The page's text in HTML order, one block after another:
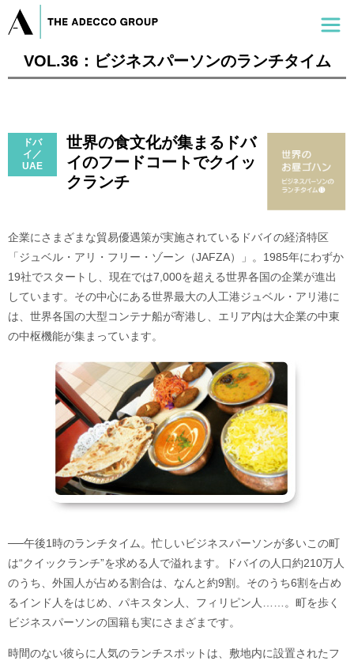
VOL.36：ビジネスパーソンのランチタイム
ドバ
イ／
UAE
世界の食文化が集まるドバ
イのフードコートでクイッ
クランチ
企業にさまざまな貿易優遇策が実施されているドバイの経済特区
「ジュベル・アリ・フリー・ゾーン（JAFZA）」。1985年にわずか
19社でスタートし、現在では7,000を超える世界各国の企業が進出
しています。その中心にある世界最大の人工港ジュベル・アリ港に
は、世界各国の大型コンテナ船が寄港し、エリア内は大企業の中東
の中枢機能が集まっています。
──午後1時のランチタイム。忙しいビジネスパーソンが多いこの町
は“クイックランチ”を求める人で溢れます。ドバイの人口約210万人
のうち、外国人が占める割合は、なんと約9割。そのうち6割を占め
るインド人をはじめ、パキスタン人、フィリピン人……。町を歩く
ビジネスパーソンの国籍も実にさまざまです。
時間のない彼らに人気のランチスポットは、敷地内に設置されたフ